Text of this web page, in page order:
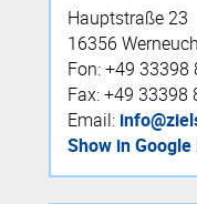
Hauptstraße 23
16356
Fon: +49 33398
Fax: +49 33398
Email:
Show in